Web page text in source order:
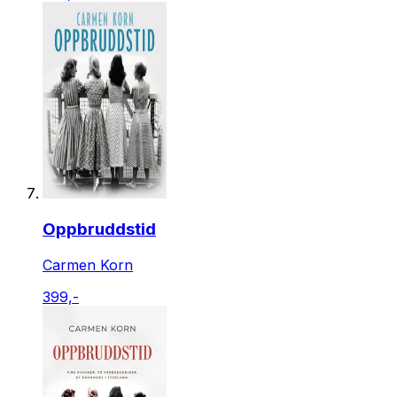
Oppbruddstid
Carmen Korn
399,-